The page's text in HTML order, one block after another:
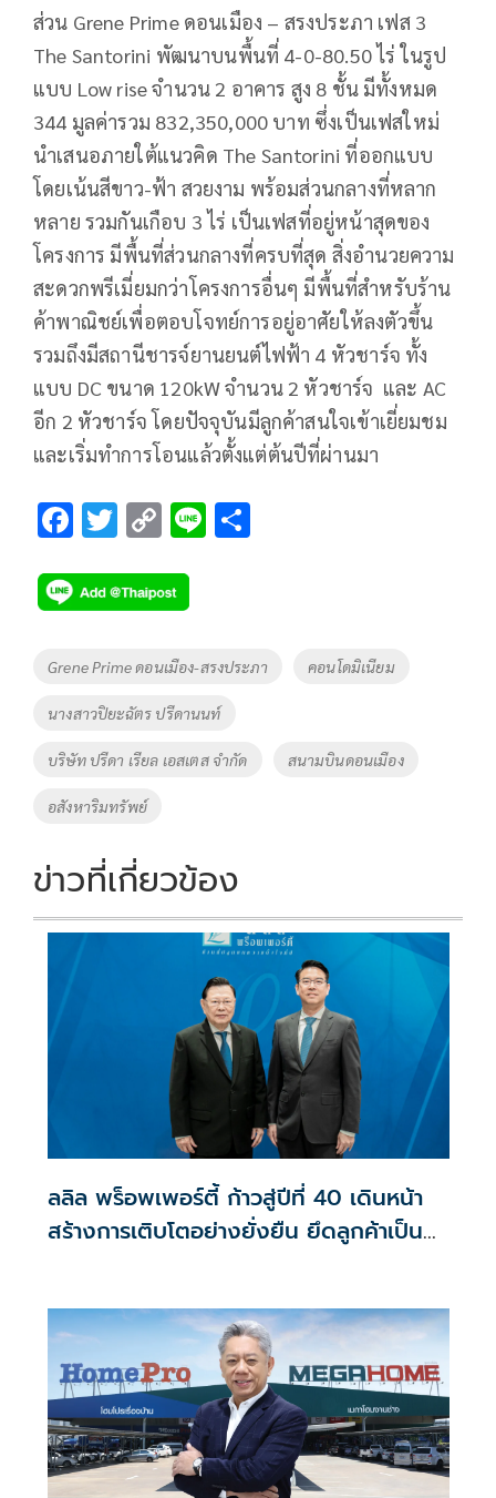
ส่วน Grene Prime ดอนเมือง – สรงประภา เฟส 3
The Santorini พัฒนาบนพื้นที่ 4-0-80.50 ไร่ ในรูป
แบบ Low rise จำนวน 2 อาคาร สูง 8 ชั้น มีทั้งหมด
344 มูลค่ารวม 832,350,000 บาท ซึ่งเป็นเฟสใหม่
นำเสนอภายใต้แนวคิด The Santorini ที่ออกแบบ
โดยเน้นสีขาว-ฟ้า สวยงาม พร้อมส่วนกลางที่หลาก
หลาย รวมกันเกือบ 3 ไร่ เป็นเฟสที่อยู่หน้าสุดของ
โครงการ มีพื้นที่ส่วนกลางที่ครบที่สุด สิ่งอำนวยความ
สะดวกพรีเมี่ยมกว่าโครงการอื่นๆ มีพื้นที่สำหรับร้าน
ค้าพาณิชย์เพื่อตอบโจทย์การอยู่อาศัยให้ลงตัวขึ้น
รวมถึงมีสถานีชารจ์ยานยนต์ไฟฟ้า 4 หัวชาร์จ ทั้ง
แบบ DC ขนาด 120kW จำนวน 2 หัวชาร์จ และ AC
อีก 2 หัวชาร์จ โดยปัจจุบันมีลูกค้าสนใจเข้าเยี่ยมชม
และเริ่มทำการโอนแล้วตั้งแต่ต้นปีที่ผ่านมา
F
e
b
o
o
k
T
tt
er
C
p
y
Li
n
k
Li
Tags
Grene Prime ดอนเมือง-สรงประภา คอนโดมิเนียม
นางสาวปิยะฉัตร ปรีดานนท์
บริษัท ปรีดา เรียล เอสเตส จำกัด สนามบินดอนเมือง
อสังหาริมทรัพย์
ข่าวที่เกี่ยวข้อง
ลลิล พร็อพเพอร์ตี้ ก้าวสู่ปีที่ 40 เดินหน้า
สร้างการเติบโตอย่างยั่งยืน ยึดลูกค้าเป็น